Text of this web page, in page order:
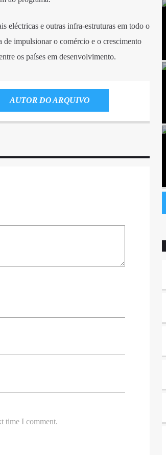
eléctricas e outras infra-estruturas em todo o
impulsionar o comércio e o crescimento
os países em desenvolvimento.
AUTOR DO ARQUIVO
time I comment.